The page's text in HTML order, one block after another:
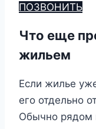
ПОЗВОНИТЬ
Что еще
жильем
Если жилье
его отдельно
Обычно рядом